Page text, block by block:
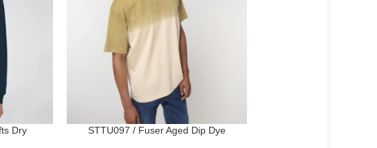
Dry STTU097 / Fuser Aged Dip Dye